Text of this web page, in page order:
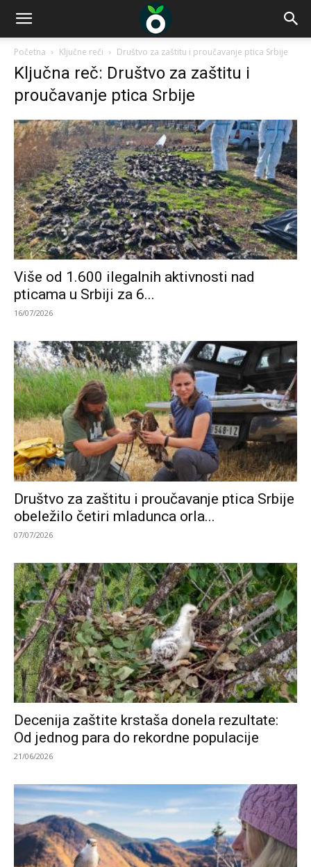
Početna Ključne reči Društvo za zaštitu i proučavanje ptica Srbije
Ključna reč: Društvo za zaštitu i
proučavanje ptica Srbije
Više od 1.600 ilegalnih aktivnosti nad
pticama u Srbiji za 6...
16/07/2026
Društvo za zaštitu i proučavanje ptica Srbije
obeležilo četiri mladunca orla...
07/07/2026
Decenija zaštite krstaša donela rezultate:
Od jednog para do rekordne populacije
21/06/2026